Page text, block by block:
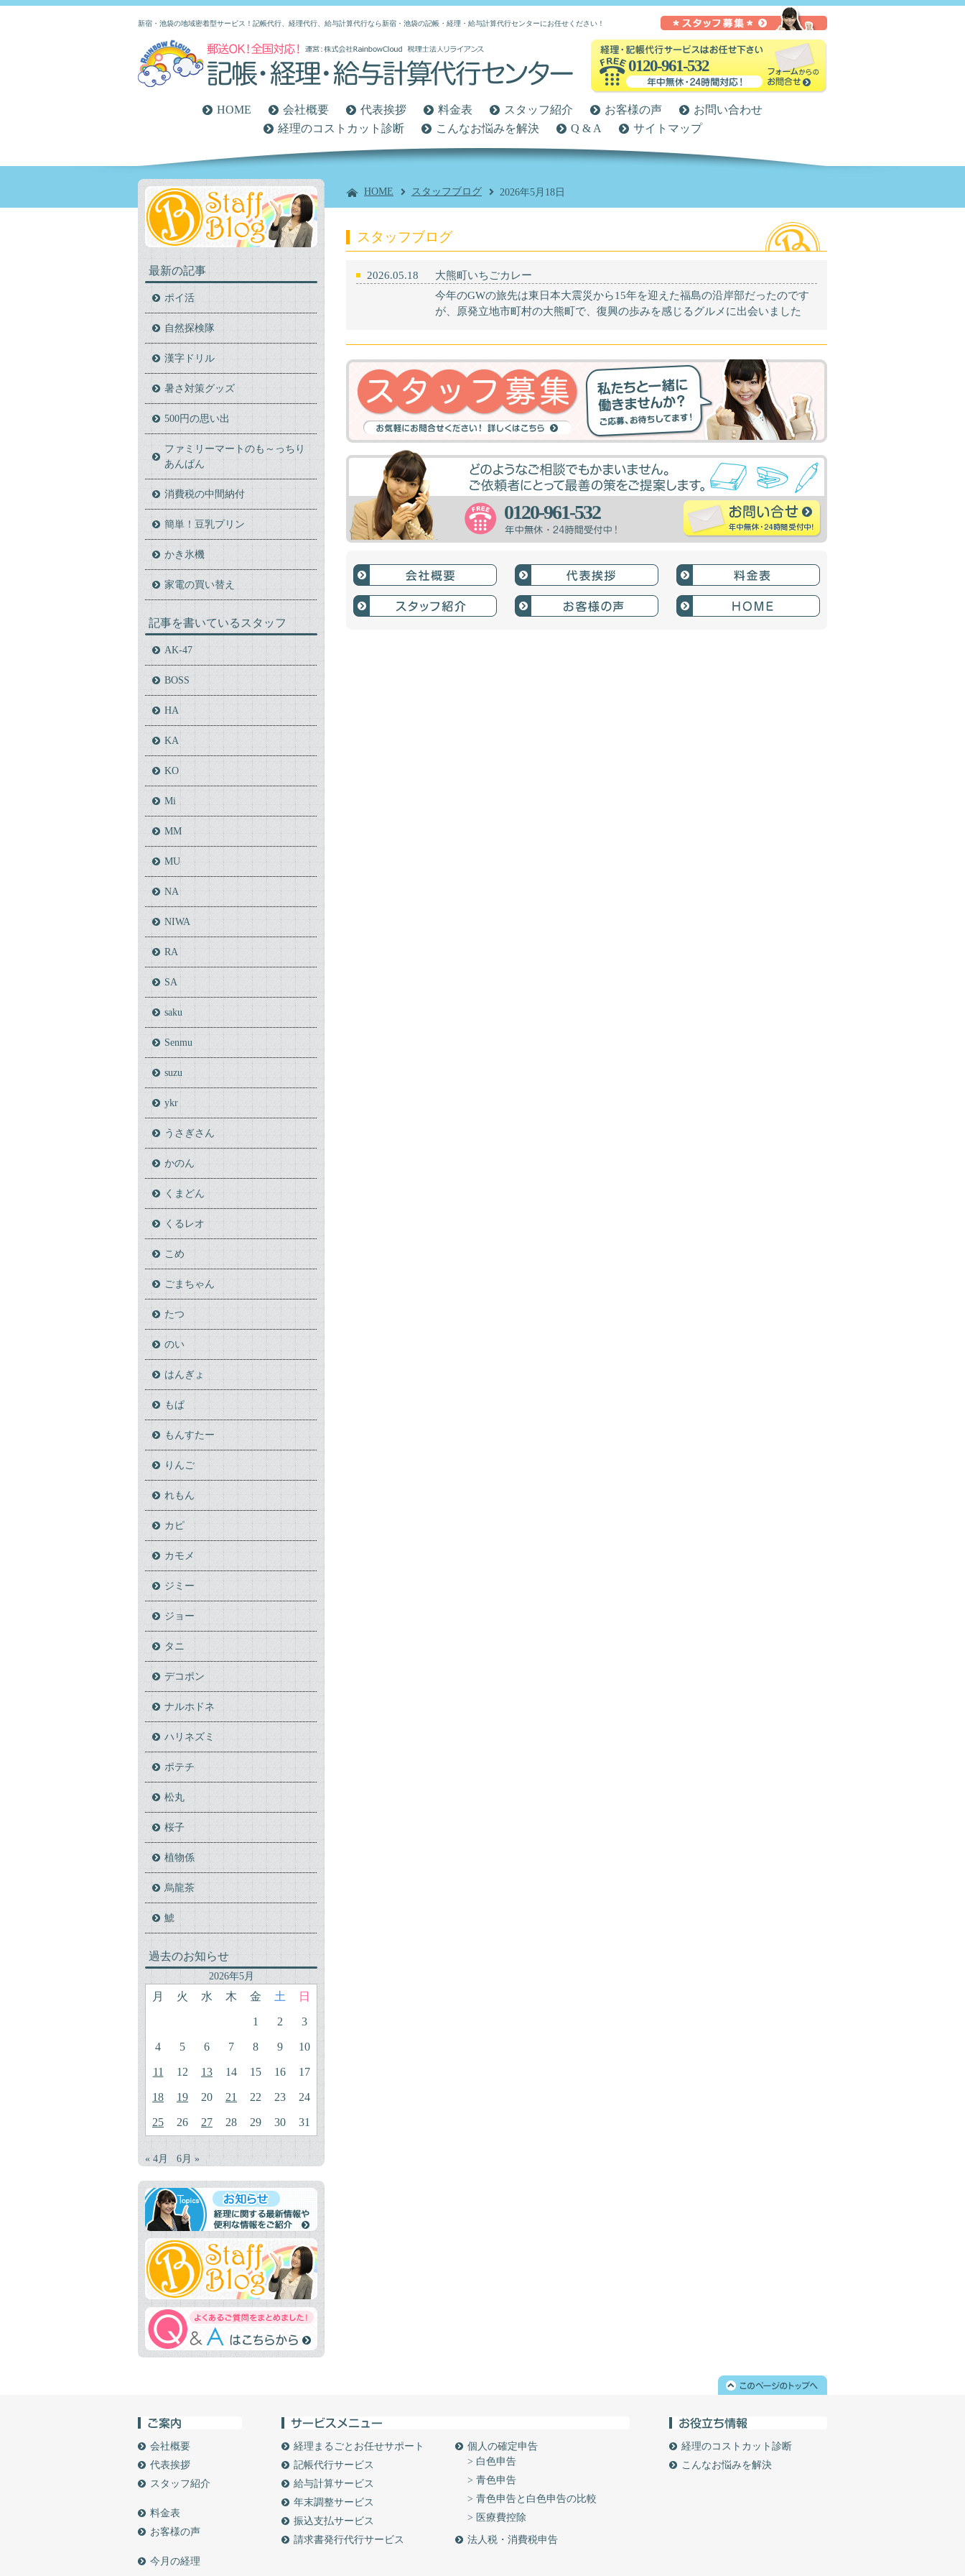
新宿・池袋の地域密着型サービス！記帳代行、経理代行、給与計算代行なら新宿・池袋の記帳・経理・給与計算代行センターにお任せください！
0120-961-532
HOME 会社概要 代表挨拶 料金表 スタッフ紹介 お客様の声
お問い合わせ
経理のコストカット診断
こんなお悩みを解決 Q & A サイトマップ
HOME スタッフブログ 2026年5月18日
スタッフブログ
2026.05.18
大熊町いちごカレー
今年のGWの旅先は東日本大震災から15年を迎えた福島の沿岸部だったのです
が、原発立地市町村の大熊町で、復興の歩みを感じるグルメに出会いました
0120-961-532
最新の記事
ポイ活
自然探検隊
漢字ドリル
暑さ対策グッズ
500円の思い出
ファミリーマートのも～っちり
あんぱん
消費税の中間納付
簡単！豆乳プリン
かき氷機
家電の買い替え
記事を書いているスタッフ
AK-47
BOSS
HA
KA
KO
Mi
MM
MU
NA
NIWA
RA
SA
saku
Senmu
suzu
ykr
うさぎさん
かのん
くまどん
くるレオ
こめ
ごまちゃん
たつ
のい
はんぎょ
もぱ
もんすたー
りんご
れもん
カピ
カモメ
ジミー
ジョー
タニ
デコポン
ナルホドネ
ハリネズミ
ポテチ
松丸
桜子
植物係
烏龍茶
鯱
過去のお知らせ
2026年5月
月 火 水 木 金 土 日
1 2 3
4 5 6 7 8 9 10
11 12 13 14 15 16 17
18 19 20 21 22 23 24
25 26 27 28 29 30 31
« 4月 6月 »
会社概要
代表挨拶
スタッフ紹介
料金表
お客様の声
今月の経理
経理まるごとお任せサポート
記帳代行サービス
給与計算サービス
年末調整サービス
振込支払サービス
請求書発行代行サービス
個人の確定申告
> 白色申告
> 青色申告
> 青色申告と白色申告の比較
> 医療費控除
法人税・消費税申告
経理のコストカット診断
こんなお悩みを解決